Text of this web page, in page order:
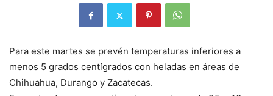
Para este martes se prevén temperaturas inferiores a
menos 5 grados centígrados con heladas en áreas de
Chihuahua, Durango y Zacatecas.